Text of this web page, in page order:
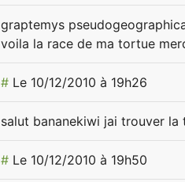
graptemys
voila la race de ma tortue
# Le 10/12/2010 à 19h26
salut bananekiwi jai trouver
# Le 10/12/2010 à 19h50